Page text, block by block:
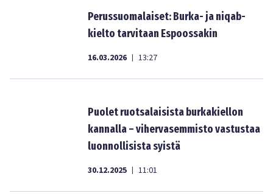
Perussuomalaiset: Burka- ja niqab-​
kielto tarvitaan Espoossakin
16.03.2026 | 13:27
Puolet ruotsalaisista burkakiellon
kannalla – vihervasemmisto vastustaa
luonnollisista syistä
30.12.2025 | 11:01